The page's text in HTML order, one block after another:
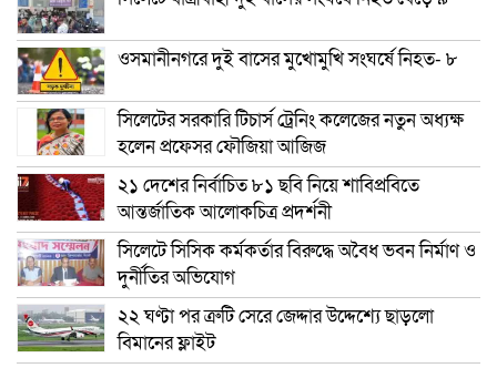
ওসমানীনগরে দুই বাসের মুখোমুখি সংঘর্ষে নিহত- ৮
সিলেটের সরকারি টিচার্স ট্রেনিং কলেজের নতুন অধ্যক্ষ
হলেন প্রফেসর ফৌজিয়া আজিজ
২১ দেশের নির্বাচিত ৮১ ছবি নিয়ে শাবিপ্রবিতে
আন্তর্জাতিক আলোকচিত্র প্রদর্শনী
সিলেটে সিসিক কর্মকর্তার বিরুদ্ধে অবৈধ ভবন নির্মাণ ও
দুর্নীতির অভিযোগ
২২ ঘণ্টা পর ত্রুটি সেরে জেদ্দার উদ্দেশ্যে ছাড়লো
বিমানের ফ্লাইট